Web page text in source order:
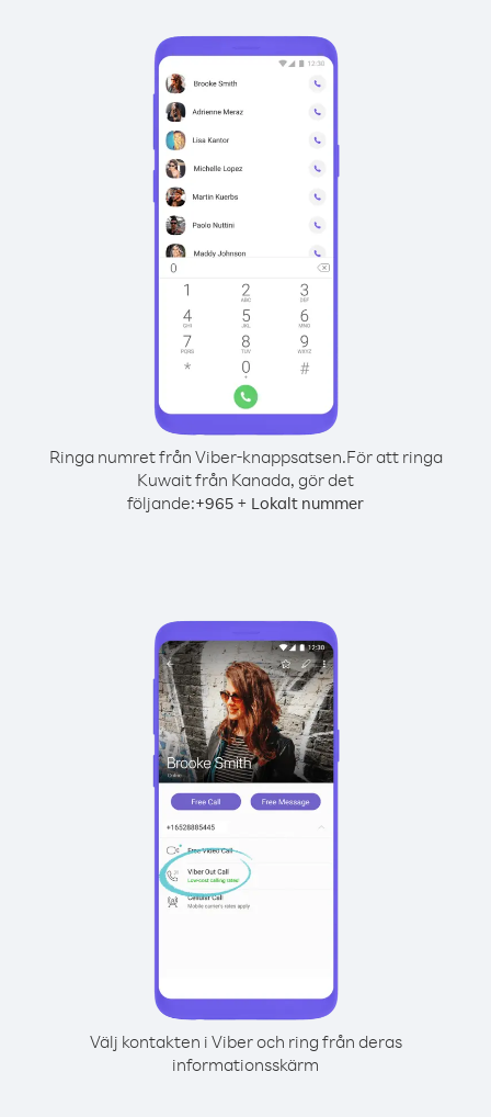
Ringa numret från Viber-knappsatsen.För att ringa
Kuwait från Kanada, gör det
följande:+965 + Lokalt nummer
Välj kontakten i Viber och ring från deras
informationsskärm